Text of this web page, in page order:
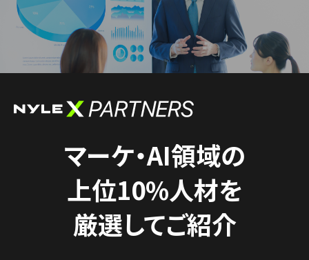
マーケ・AI領域の
上位10%人材を
厳選してご紹介